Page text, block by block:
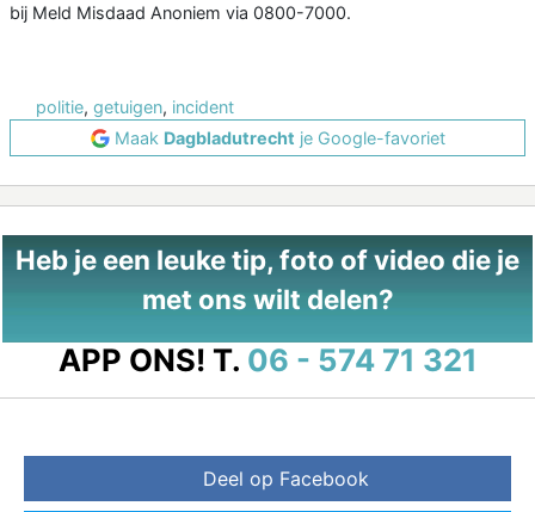
bij Meld Misdaad Anoniem via 0800-7000.
politie, getuigen, incident
Maak Dagbladutrecht je Google-favoriet
Heb je een leuke tip, foto of video die je
met ons wilt delen?
APP ONS! T. 06 - 574 71 321
Deel op Facebook